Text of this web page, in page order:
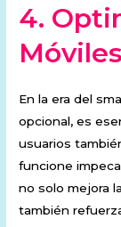
4.
Móviles
En la era del
opcional, es
usuarios
funcione
no solo mejora
también